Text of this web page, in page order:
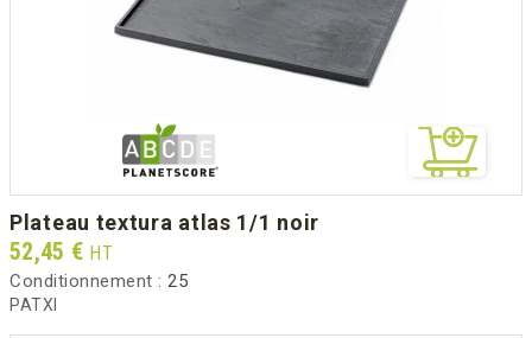
plateau textura atlas 1/1 noir
Prix
52,45 € HT
Conditionnement : 25
PATXI